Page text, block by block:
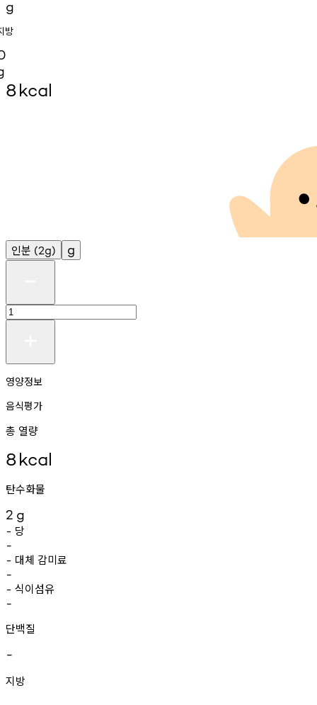
g
방
8kcal
인분 (2g) g
영양정보
음식평가
총 열량
8kcal
탄수화물
2 g
- 당
-
- 대체 감미료
-
- 식이섬유
-
단백질
-
지방